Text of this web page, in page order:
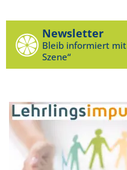
Newsletter
Bleib informiert mit
Szene“